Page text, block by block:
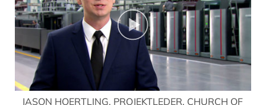
JASON HOERTLING, PROJEKTLEDER, CHURCH OF